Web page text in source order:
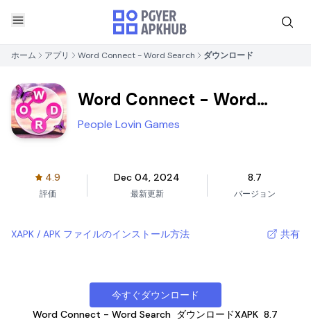
ホーム アプリ Word Connect - Word Search ダウンロード
Word Connect - Word
Search
People Lovin Games
4.9
評価
Dec 04, 2024
最新更新
8.7
バージョン
XAPK / APK ファイルのインストール方法 共有
今すぐダウンロード
Word Connect - Word Search ダウンロードXAPK 8.7